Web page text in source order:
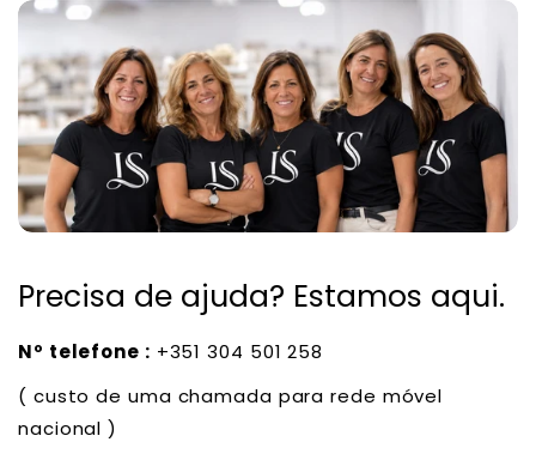
Precisa de ajuda? Estamos aqui.
Nº telefone : +351 304 501 258
( custo de uma chamada para rede móvel
nacional )